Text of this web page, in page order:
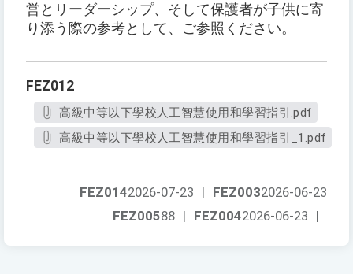
営とリーダーシップ、そして保護者が子供に寄
り添う際の参考として、ご参照ください。
FEZ012
高級中等以下學校人工智慧使用和學習指引.pdf
高級中等以下學校人工智慧使用和學習指引_1.pdf
FEZ0032026-06-23
FEZ0142026-07-23 |
FEZ0042026-06-23 |
FEZ00588 |